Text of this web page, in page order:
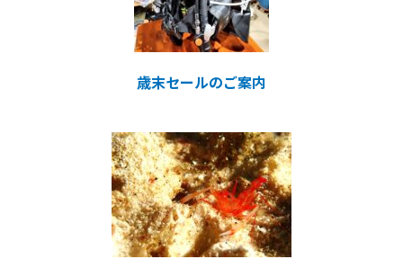
歳末セールのご案内